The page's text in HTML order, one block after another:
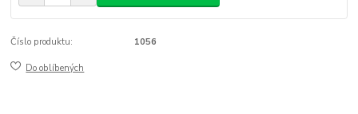
Číslo produktu: 1056
Do oblíbených